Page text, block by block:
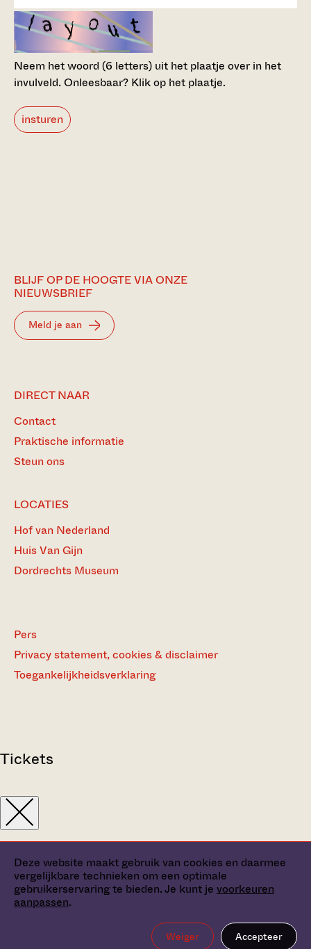
Deze website maakt gebruik van cookies en daarmee
vergelijkbare technieken om een optimale
gebruikerservaring te bieden. Je kunt je voorkeuren
aanpassen.
Weiger Accepteer
Neem het woord (6 letters) uit het plaatje over in het
invulveld.Onleesbaar? Klik op het plaatje.
insturen
BLIJF OP DE HOOGTE VIA ONZE
NIEUWSBRIEF
Meld je aan
DIRECT NAAR
Contact
Praktische informatie
Steun ons
LOCATIES
Hof van Nederland
Huis Van Gijn
Dordrechts Museum
Pers
Privacy statement, cookies & disclaimer
Toegankelijkheidsverklaring
Tickets